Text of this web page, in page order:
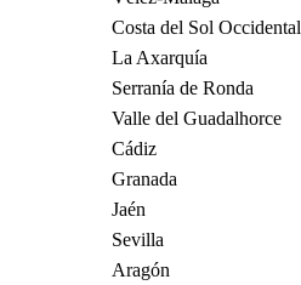
Costa del Sol Occidental
La Axarquía
Serranía de Ronda
Valle del Guadalhorce
Cádiz
Granada
Jaén
Sevilla
Aragón